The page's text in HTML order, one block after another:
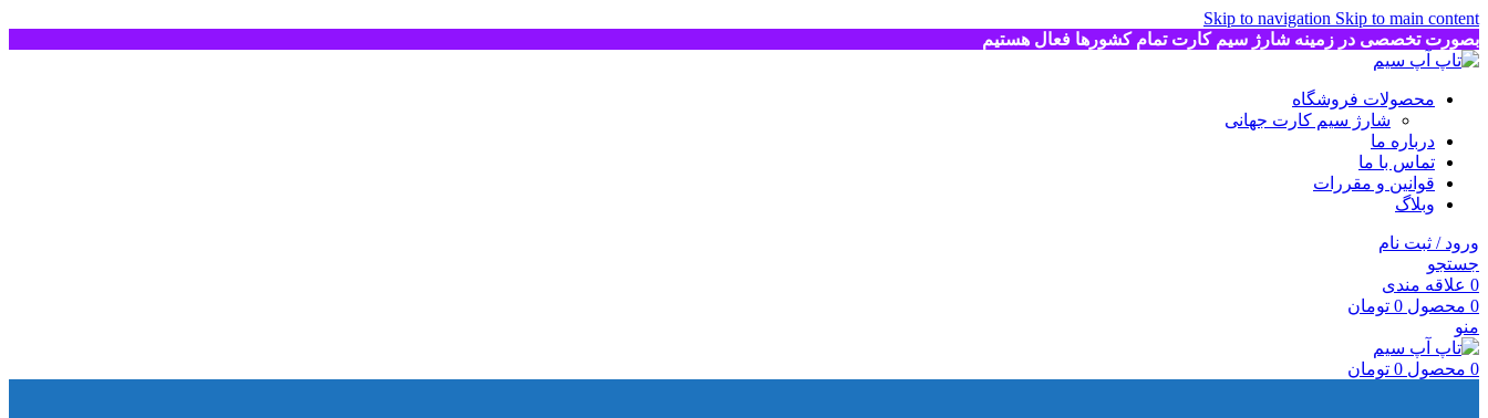
Skip to navigation Skip to main content
بصورت تخصصی در زمینه شارژ سیم کارت تمام کشورها فعال هستیم
محصولات فروشگاه
شارژ سیم کارت جهانی
درباره ما
تماس با ما
قوانین و مقررات
وبلاگ
ورود / ثبت نام
جستجو
0 علاقه مندی
0 محصول 0 تومان
منو
0 محصول 0 تومان